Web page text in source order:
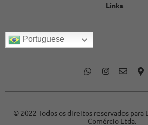
Links
Portuguese
© 2022 Todos os direitos reservados
Comércio Ltda.